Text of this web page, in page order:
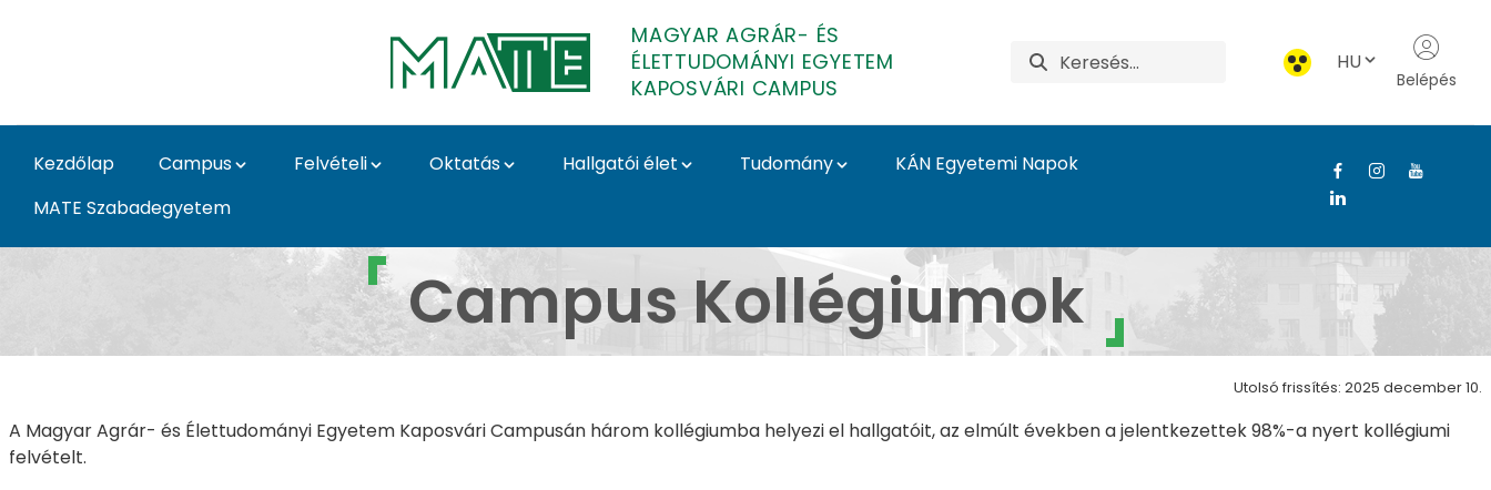
MAGYAR AGRÁR- ÉS
ÉLETTUDOMÁNYI EGYETEM
KAPOSVÁRI CAMPUS
HU
Belépés
Kezdőlap Campus Felvételi Oktatás Hallgatói élet Tudomány
KÁN Egyetemi Napok
MATE Szabadegyetem
Kollégiumok - Kaposvári Campus
Campus Kollégiumok
Utolsó frissítés: 2025 december 10.
A Magyar Agrár- és Élettudományi Egyetem Kaposvári Campusán három kollégiumba helyezi el hallgatóit, az elmúlt években a jelentkezettek 98%-a nyert kollégiumi
felvételt.